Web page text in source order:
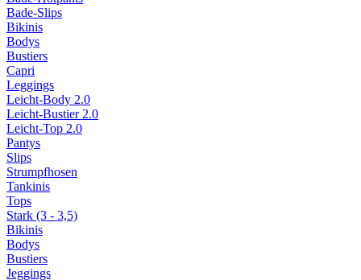
Bade-Slips
Bikinis
Bodys
Bustiers
Capri
Leggings
Leicht-Body 2.0
Leicht-Bustier 2.0
Leicht-Top 2.0
Pantys
Slips
Strumpfhosen
Tankinis
Tops
Stark (3 - 3,5)
Bikinis
Bodys
Bustiers
Jeggings